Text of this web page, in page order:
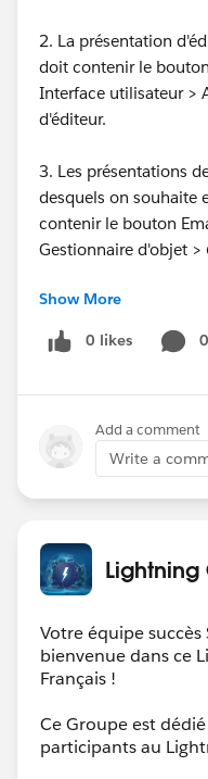
2. La présentation
doit contenir le
Interface utilisateur >
d'éditeur.
3. Les présentations
desquels on souhaite
contenir le bouton
Gestionnaire d'objet >
4. Pour l'objet Case,
Configuration >
> E-mail vers requête
Tri des lignes de devis
Par défaut, les lignes
même ordre que les
devis.
Show More
0 likes
Add a comment
Write a
Lightning
Votre équipe
bienvenue dans ce
Français !
Ce Groupe est
participants au